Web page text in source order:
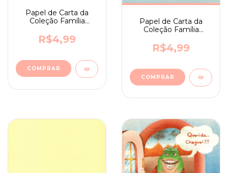
Papel de Carta da
Coleção Família
R$4,99
Papel de Carta da
Coleção Família
R$4,99